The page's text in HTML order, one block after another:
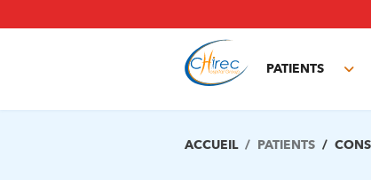
au
PATIENTS
ACCUEIL PATIENTS